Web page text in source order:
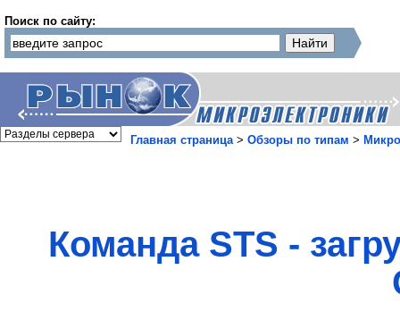
Поиск по сайту:
Главная страница> Обзоры по типам >
Команда STS -